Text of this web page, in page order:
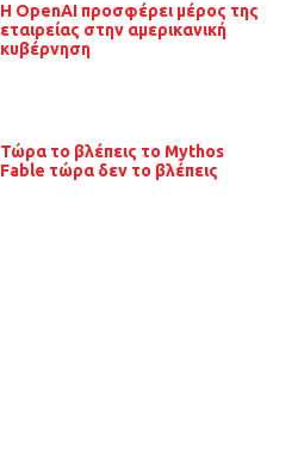
Η OpenAI προσφέρει μέρος της
εταιρείας στην αμερικανική
κυβέρνηση
Τώρα το βλέπεις το Mythos
Fable τώρα δεν το βλέπεις